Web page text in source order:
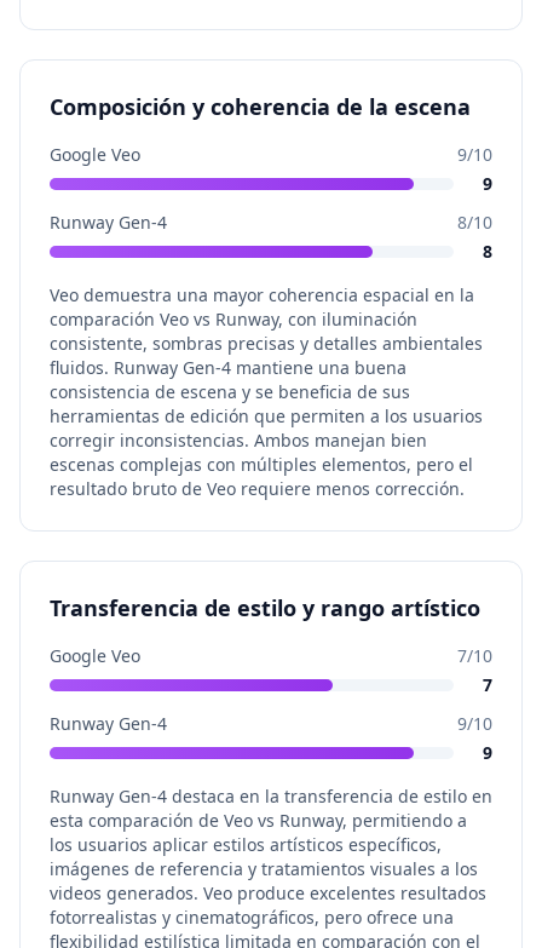
Composición y coherencia de la escena
Google Veo 9/10
9
Runway Gen-4
8/10
8
Veo demuestra una mayor coherencia espacial en la
comparación Veo vs Runway, con iluminación
consistente, sombras precisas y detalles ambientales
fluidos. Runway Gen-4 mantiene una buena
consistencia de escena y se beneficia de sus
herramientas de edición que permiten a los usuarios
corregir inconsistencias. Ambos manejan bien
escenas complejas con múltiples elementos, pero el
resultado bruto de Veo requiere menos corrección.
Transferencia de estilo y rango artístico
Google Veo 7/10
7
Runway Gen-4
9/10
9
Runway Gen-4 destaca en la transferencia de estilo en
esta comparación de Veo vs Runway, permitiendo a
los usuarios aplicar estilos artísticos específicos,
imágenes de referencia y tratamientos visuales a los
videos generados. Veo produce excelentes resultados
fotorrealistas y cinematográficos, pero ofrece una
flexibilidad estilística limitada en comparación con el